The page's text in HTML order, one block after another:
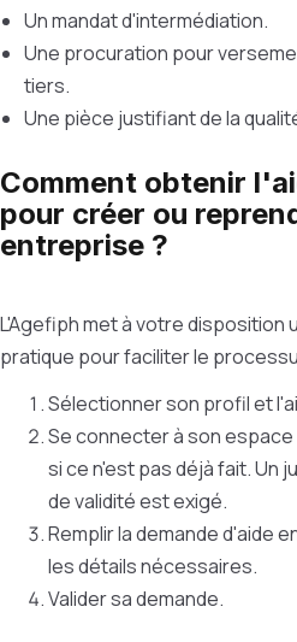
Un mandat d'intermédiation.
Une procuration pour
tiers.
Une pièce justifiant de la
Comment obtenir
pour créer ou
entreprise ?
L'Agefiph met à votre disposition
pratique pour faciliter le
Sélectionner son profil et
Se connecter à son
si ce n'est pas déjà fait. Un
de validité est exigé.
Remplir la demande d'aide
les détails nécessaires.
Valider sa demande.